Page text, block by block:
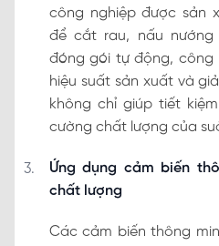
công nghiệp được sản
để cắt rau, nấu
đóng gói tự động, công
hiệu suất sản xuất và
không chỉ giúp tiết
cường chất lượng của
Ứng dụng cảm biến
chất lượng
Các cảm biến thông